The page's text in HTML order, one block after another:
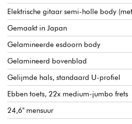
Elektrische gitaar semi-holle body
Gemaakt in Japan
Gelamineerde esdoorn body
Gelamineerd bovenblad
Gelijmde hals, standaard U-profiel
Ebben toets, 22x medium-jumbo frets
24,6" mensuur